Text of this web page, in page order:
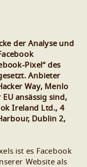
der Analyse und
Pixel“ des
Anbieter
Way, Menlo
EU ansässig sind,
Ireland Ltd., 4
Dublin 2,
ist es Facebook
Website als